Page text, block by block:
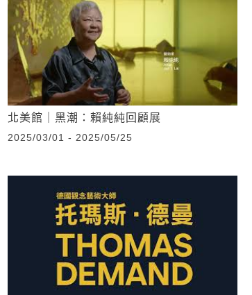
北美館｜黑潮：賴純純回顧展
2025/03/01 - 2025/05/25